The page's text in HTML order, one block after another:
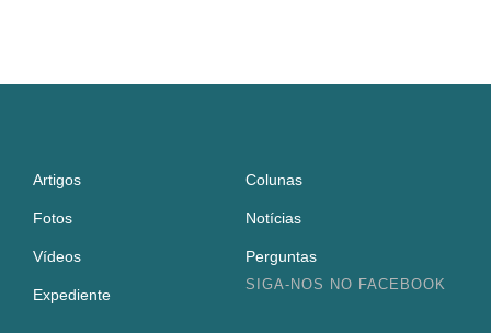
Artigos Colunas
Fotos Notícias
Vídeos Perguntas
Expediente
SIGA-NOS NO FACEBOOK